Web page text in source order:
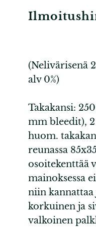
(Nelivärisenä
alv 0%)
Takakansi:
mm bleedit), 2
huom.
reunassa
osoitekenttää
mainoksessa
niin kannattaa
korkuinen ja
valkoinen